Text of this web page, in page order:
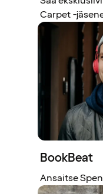
Carpet -
BookBeat
Ansaitse